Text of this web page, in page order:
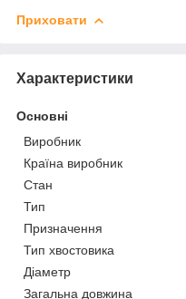
Приховати
Характеристики
Основні
Виробник
Країна виробник
Стан
Тип
Призначення
Тип хвостовика
Діаметр
Загальна довжина